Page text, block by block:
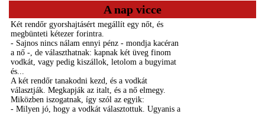
A nap vicce